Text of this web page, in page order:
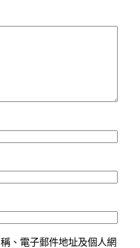
、電子郵件地址及個人網